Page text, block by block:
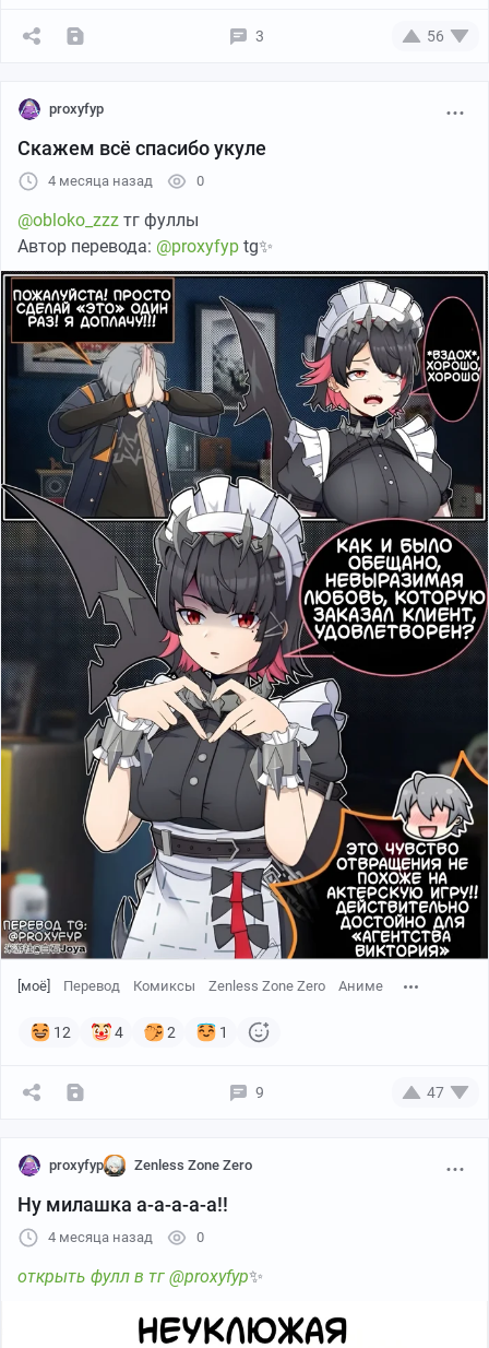
3 56
proxyfyp
Скажем всё спасибо укуле
4 месяца назад 0
@obloko_zzz тг фуллы
Автор перевода: @proxyfyp tg✨
[моё] Перевод Комиксы Zenless Zone Zero Аниме
12 4 2 1
9 47
proxyfyp Zenless Zone Zero
Ну милашка а-а-а-а-а!!
4 месяца назад 0
открыть фулл в тг @proxyfyp✨